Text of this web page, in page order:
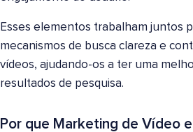
Esses elementos trabalham juntos
mecanismos de busca clareza e
vídeos, ajudando-os a ter uma
resultados de pesquisa.
Por que Marketing de Vídeo